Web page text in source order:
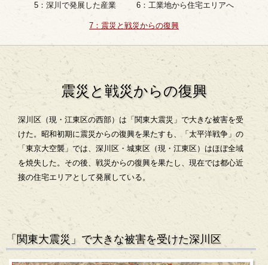
5：深川で発展した産業 6：工業地から住宅エリアへ
7：震災と戦災からの復興
震災と戦災からの復興
深川区（現・江東区の西部）は「関東大震災」で大きな被害を受
けた。昭和初期に震災からの復興を果たすも、「太平洋戦争」の
「東京大空襲」では、深川区・城東区（現・江東区）はほぼ全域
を焼失した。その後、戦災からの復興を果たし、現在では都心近
接の住宅エリアとして発展している。
「関東大震災」で大きな被害を受けた深川区